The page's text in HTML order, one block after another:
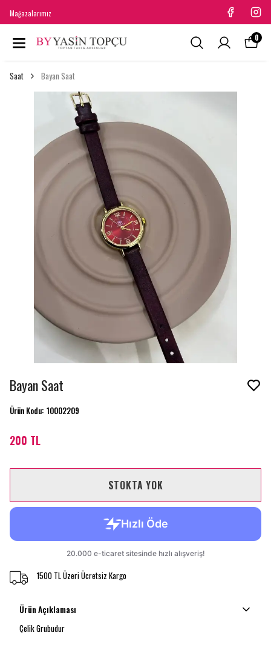
Mağazalarımız
0
Saat Bayan Saat
Bayan Saat
Ürün Kodu: 10002209
200 TL
STOKTA YOK
1500 TL Üzeri Ücretsiz Kargo
Ürün Açıklaması
Çelik Grubudur